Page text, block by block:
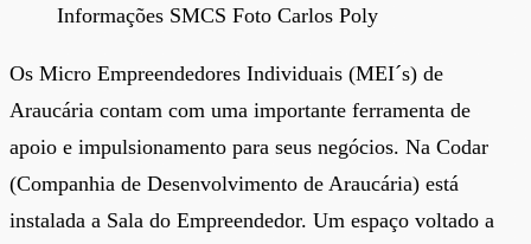
Informações SMCS Foto Carlos Poly
Os Micro Empreendedores Individuais (MEI´s) de
Araucária contam com uma importante ferramenta de
apoio e impulsionamento para seus negócios. Na Codar
(Companhia de Desenvolvimento de Araucária) está
instalada a Sala do Empreendedor. Um espaço voltado a